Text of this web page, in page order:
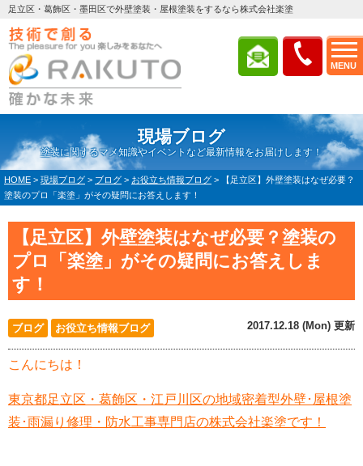
MENU
足立区・葛飾区・墨田区で外壁塗装・屋根塗装をするなら株式会社楽塗
現場ブログ
塗装に関するマメ知識やイベントなど最新情報をお届けします！
HOME > 現場ブログ > ブログ > お役立ち情報ブログ >
【足立区】外壁塗装はなぜ必要？
塗装のプロ「楽塗」がその疑問にお答えします！
【足立区】外壁塗装はなぜ必要？塗装の
プロ「楽塗」がその疑問にお答えしま
す！
ブログ お役立ち情報ブログ 2017.12.18 (Mon) 更新
こんにちは！
東京都足立区・葛飾区・江戸川区の地域密着型外壁･屋根塗
装･雨漏り修理・防水工事専門店の株式会社楽塗です！